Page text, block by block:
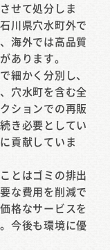
せて処分しま
川県穴水町外で
海外では高品質
あります。
細かく分別し、
穴水町を含む全
ションでの再販
き必要としてい
貢献していま
とはゴミの排出
な費用を削減で
格なサービスを
今後も環境に優